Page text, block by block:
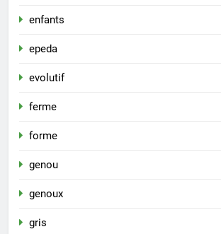
enfants
epeda
evolutif
ferme
forme
genou
genoux
gris